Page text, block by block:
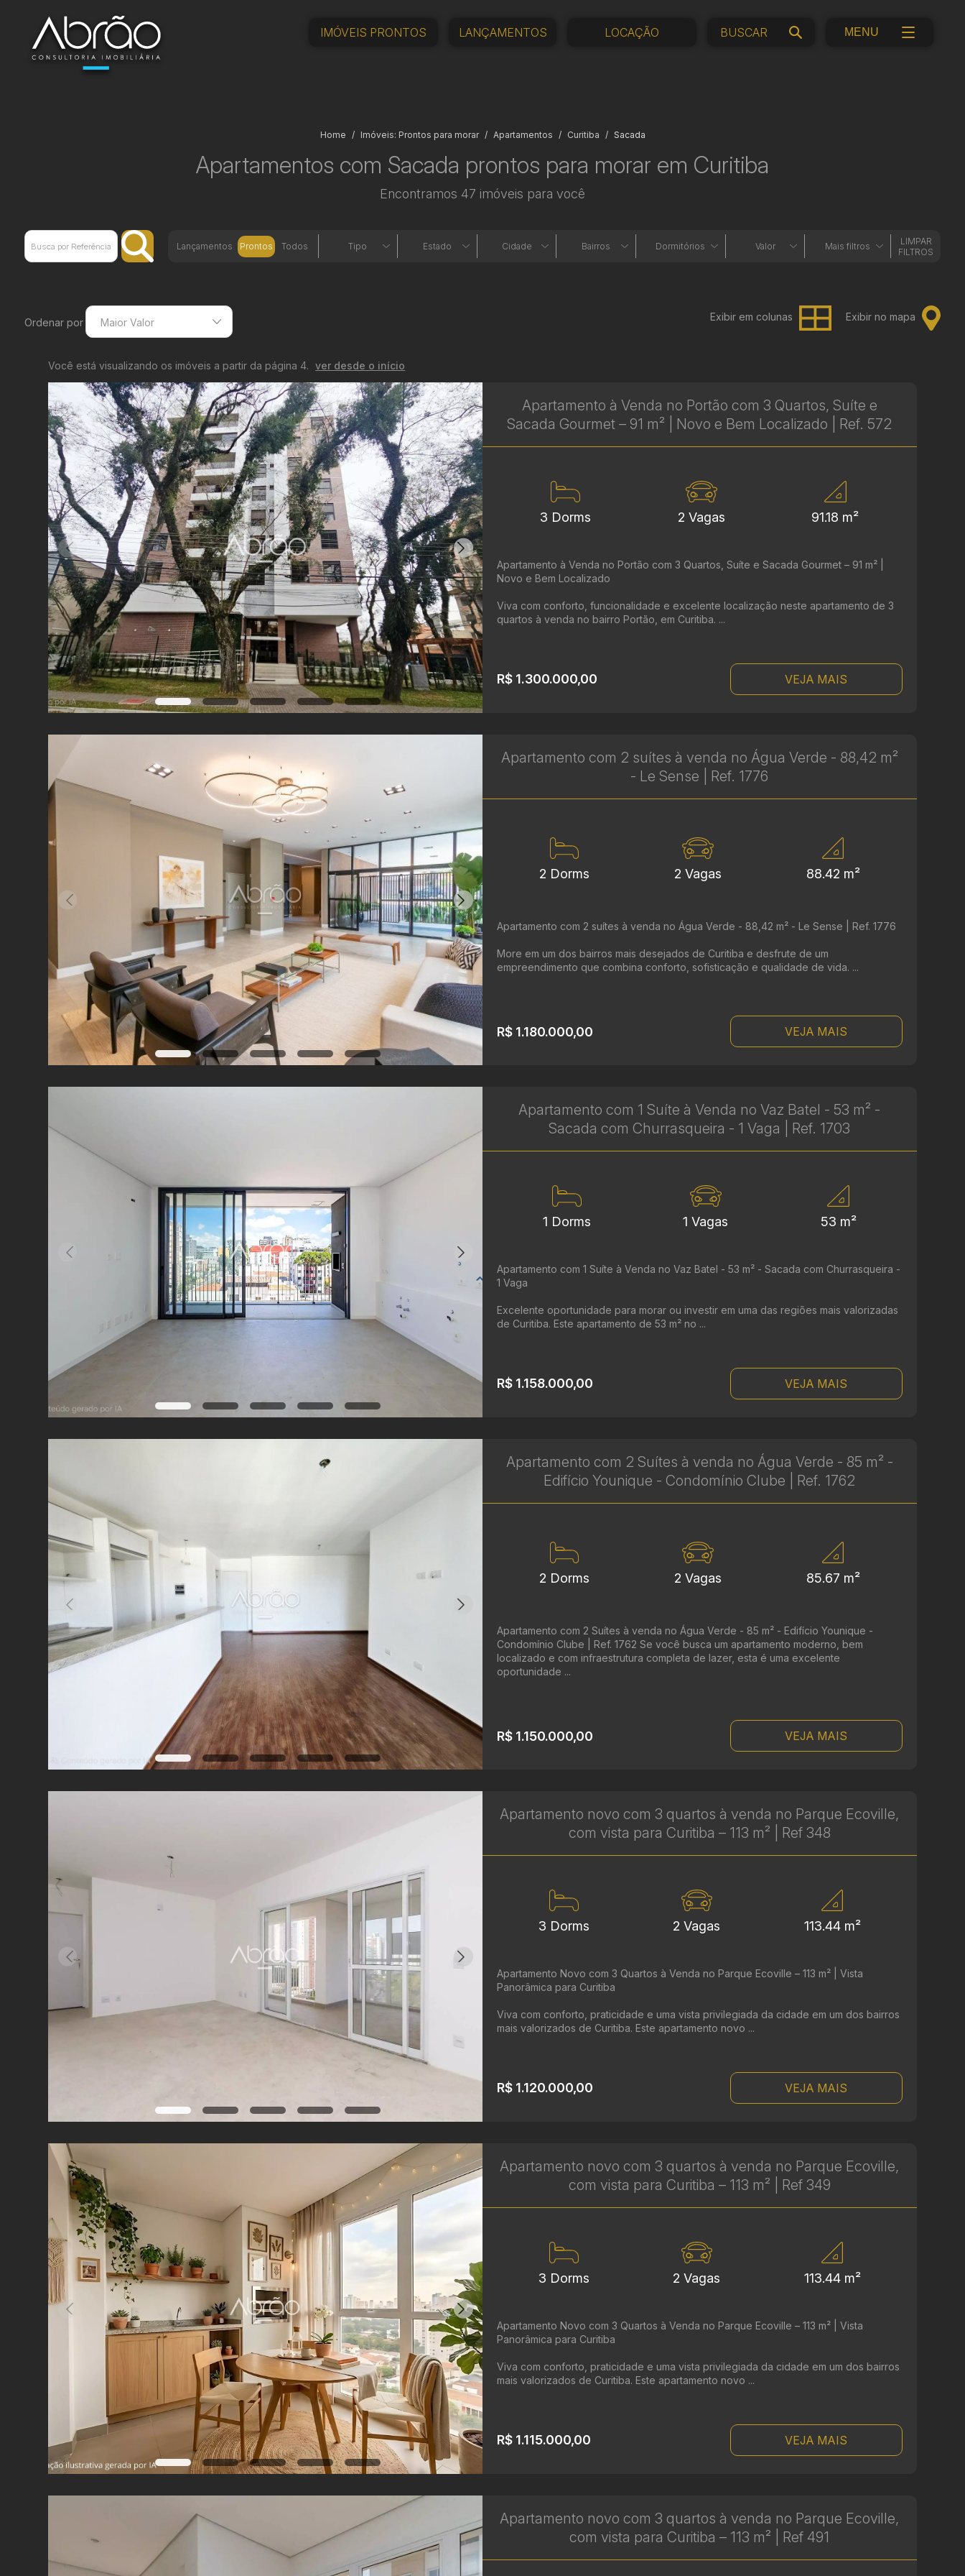
IMÓVEIS PRONTOS LANÇAMENTOS LOCAÇÃO MENU
Home Imóveis: Prontos para morar Apartamentos Curitiba Sacada
Apartamentos com Sacada prontos para morar em Curitiba
Encontramos 47 imóveis para você
Lançamentos Prontos Todos Tipo Estado Cidade Bairros Dormitórios Valor Mais filtros
LIMPAR
FILTROS
Ordenar por Maior Valor
Maior Valor
Menor Área
Maior Área
Recentes
Exibir em colunas Exibir no mapa
Você está visualizando os imóveis a partir da página 4. ver desde o início
Apartamento à Venda no Portão com 3 Quartos, Suíte e
Sacada Gourmet – 91 m² | Novo e Bem Localizado | Ref. 572
3 Dorms 2 Vagas 91.18 m²
Apartamento à Venda no Portão com 3 Quartos, Suíte e Sacada Gourmet – 91 m² |
Novo e Bem Localizado
Viva com conforto, funcionalidade e excelente localização neste apartamento de 3
quartos à venda no bairro Portão, em Curitiba. ...
R$ 1.300.000,00 VEJA MAIS
Apartamento com 2 suítes à venda no Água Verde - 88,42 m²
- Le Sense | Ref. 1776
2 Dorms 2 Vagas 88.42 m²
Apartamento com 2 suítes à venda no Água Verde - 88,42 m² - Le Sense | Ref. 1776
More em um dos bairros mais desejados de Curitiba e desfrute de um
empreendimento que combina conforto, sofisticação e qualidade de vida. ...
R$ 1.180.000,00 VEJA MAIS
Apartamento com 1 Suíte à Venda no Vaz Batel - 53 m² -
Sacada com Churrasqueira - 1 Vaga | Ref. 1703
1 Dorms 1 Vagas 53 m²
Apartamento com 1 Suíte à Venda no Vaz Batel - 53 m² - Sacada com Churrasqueira -
1 Vaga
Excelente oportunidade para morar ou investir em uma das regiões mais valorizadas
de Curitiba. Este apartamento de 53 m² no ...
R$ 1.158.000,00 VEJA MAIS
Apartamento com 2 Suítes à venda no Água Verde - 85 m² -
Edifício Younique - Condomínio Clube | Ref. 1762
2 Dorms 2 Vagas 85.67 m²
Apartamento com 2 Suítes à venda no Água Verde - 85 m² - Edifício Younique -
Condomínio Clube | Ref. 1762 Se você busca um apartamento moderno, bem
localizado e com infraestrutura completa de lazer, esta é uma excelente
oportunidade ...
R$ 1.150.000,00 VEJA MAIS
Apartamento novo com 3 quartos à venda no Parque Ecoville,
com vista para Curitiba – 113 m² | Ref 348
3 Dorms 2 Vagas 113.44 m²
Apartamento Novo com 3 Quartos à Venda no Parque Ecoville – 113 m² | Vista
Panorâmica para Curitiba
Viva com conforto, praticidade e uma vista privilegiada da cidade em um dos bairros
mais valorizados de Curitiba. Este apartamento novo ...
R$ 1.120.000,00 VEJA MAIS
Apartamento novo com 3 quartos à venda no Parque Ecoville,
com vista para Curitiba – 113 m² | Ref 349
3 Dorms 2 Vagas 113.44 m²
Apartamento Novo com 3 Quartos à Venda no Parque Ecoville – 113 m² | Vista
Panorâmica para Curitiba
Viva com conforto, praticidade e uma vista privilegiada da cidade em um dos bairros
mais valorizados de Curitiba. Este apartamento novo ...
R$ 1.115.000,00 VEJA MAIS
Apartamento novo com 3 quartos à venda no Parque Ecoville,
com vista para Curitiba – 113 m² | Ref 491